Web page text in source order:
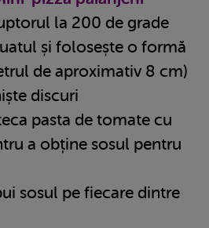
la 200 de grade
și folosește o formă
de aproximativ 8 cm)
discuri
pasta de tomate cu
a obține sosul pentru
sosul pe fiecare dintre